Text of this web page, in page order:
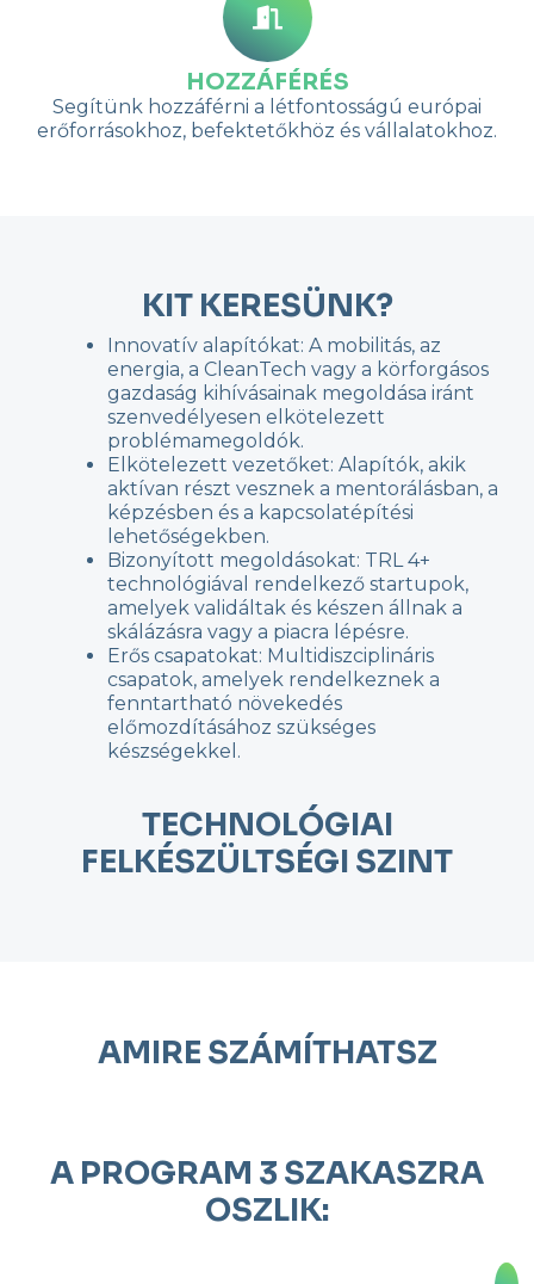
HOZZÁFÉRÉS
Segítünk hozzáférni a létfontosságú európai
erőforrásokhoz, befektetőkhöz és vállalatokhoz.
KIT KERESÜNK?
Innovatív alapítókat: A mobilitás, az
energia, a CleanTech vagy a körforgásos
gazdaság kihívásainak megoldása iránt
szenvedélyesen elkötelezett
problémamegoldók.
Elkötelezett vezetőket: Alapítók, akik
aktívan részt vesznek a mentorálásban, a
képzésben és a kapcsolatépítési
lehetőségekben.
Bizonyított megoldásokat: TRL 4+
technológiával rendelkező startupok,
amelyek validáltak és készen állnak a
skálázásra vagy a piacra lépésre.
Erős csapatokat: Multidiszciplináris
csapatok, amelyek rendelkeznek a
fenntartható növekedés
előmozdításához szükséges
készségekkel.
TECHNOLÓGIAI
FELKÉSZÜLTSÉGI SZINT
AMIRE SZÁMÍTHATSZ
A PROGRAM 3 SZAKASZRA
OSZLIK: